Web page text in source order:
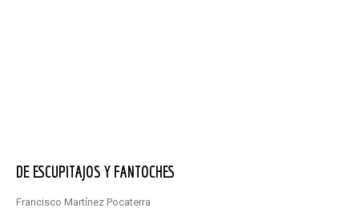
DE ESCUPITAJOS Y FANTOCHES
Francisco Martínez Pocaterra